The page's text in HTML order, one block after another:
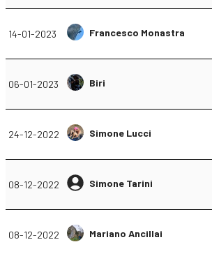
14-01-2023 Francesco Monastra
06-01-2023 Biri
24-12-2022 Simone Lucci
08-12-2022 Simone Tarini
08-12-2022 Mariano Ancillai